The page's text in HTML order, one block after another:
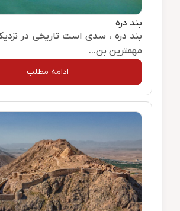
بند دره
بند دره ، سدی است تاریخی در
مهمترین بن...
ادامه مطلب